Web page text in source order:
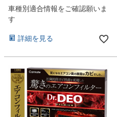
車種別適合情報をご確認願いま
す
詳細を見る